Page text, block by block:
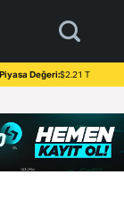
Piyasa Değeri:$2.21 T